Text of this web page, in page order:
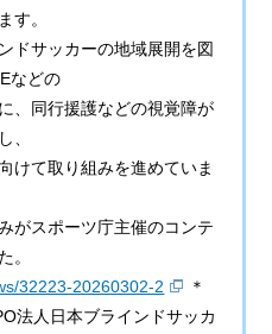
す。
ドサッカーの地域展開を図
などの
、同行援護などの視覚障が
、
けて取り組みを進めていま
がスポーツ庁主催のコンテ
。
32223-20260302-2
＊
法人日本ブラインドサッカ